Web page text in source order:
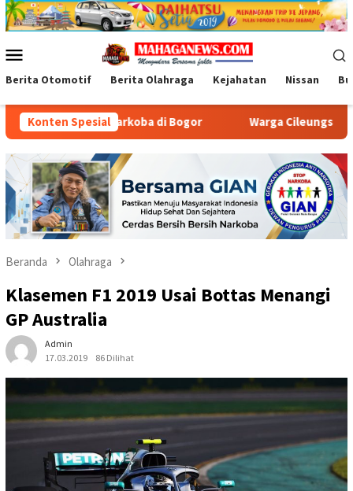
Loncat
ke
Mobile
Berita Otomotif Berita Olahraga Kejahatan Nissan
Konten Spesial
Narkoba di Bogor Warga Cileungsi Antusias Terima
Beranda Olahraga
Klasemen F1 2019 Usai Bottas Menangi
GP Australia
Admin
17.03.2019
86 Dilihat